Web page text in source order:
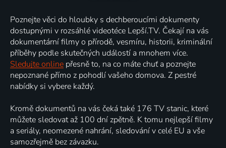
Poznejte věci do hloubky s dechberoucími dokumenty
dostupnými v rozsáhlé videotéce Lepší.TV. Čekají na vás
dokumentární filmy o přírodě, vesmíru, historii, kriminální
příběhy podle skutečných událostí a mnohem více.
Sledujte online přesně to, na co máte chuť a poznejte
nepoznané přímo z pohodlí vašeho domova. Z pestré
nabídky si vybere každý.
Kromě dokumentů na vás čeká také 176 TV stanic, které
můžete sledovat až 100 dní zpětně. K tomu nejlepší filmy
a seriály, neomezené nahrání, sledování v celé EU a vše
samozřejmě bez závazku.